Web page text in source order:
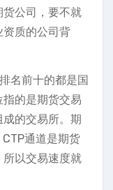
公司，要不就
资质的公司背
名前十的都是国
的是期货交易
的交易所。期
通道是期货
以交易速度就